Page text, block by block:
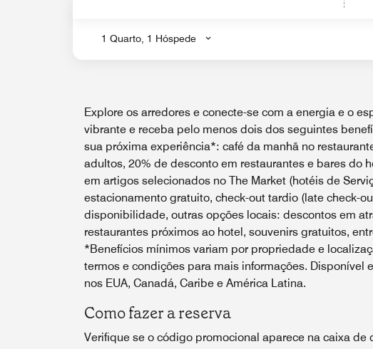
1 Quarto, 1 Hóspede
Explore os arredores e conecte-se com a energia e o
vibrante e receba pelo menos dois dos seguintes
sua próxima experiência*: café da manhã no
adultos, 20% de desconto em restaurantes e bares do
em artigos selecionados no The Market (hotéis de
estacionamento gratuito, check-out tardio (late check-
disponibilidade, outras opções locais: descontos em
restaurantes próximos ao hotel, souvenirs gratuitos,
*Benefícios mínimos variam por propriedade e
termos e condições para mais informações. Disponível
nos EUA, Canadá, Caribe e América Latina.
Como fazer a reserva
Verifique se o código promocional aparece na caixa de